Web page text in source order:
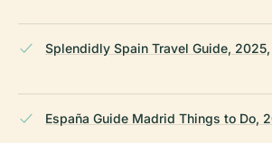
Splendidly Spain Travel Guide, 2025,
España Guide Madrid Things to Do,